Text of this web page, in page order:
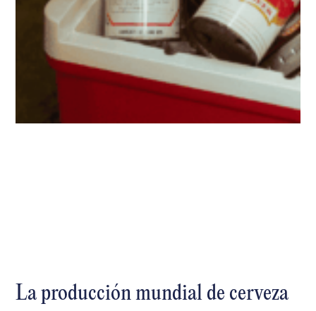
La producción mundial de cerveza